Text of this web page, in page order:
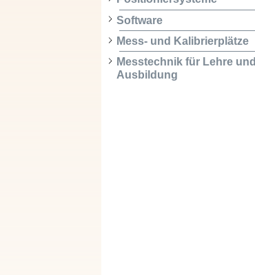
Software
Mess- und Kalibrierplätze
Messtechnik für Lehre und
Ausbildung